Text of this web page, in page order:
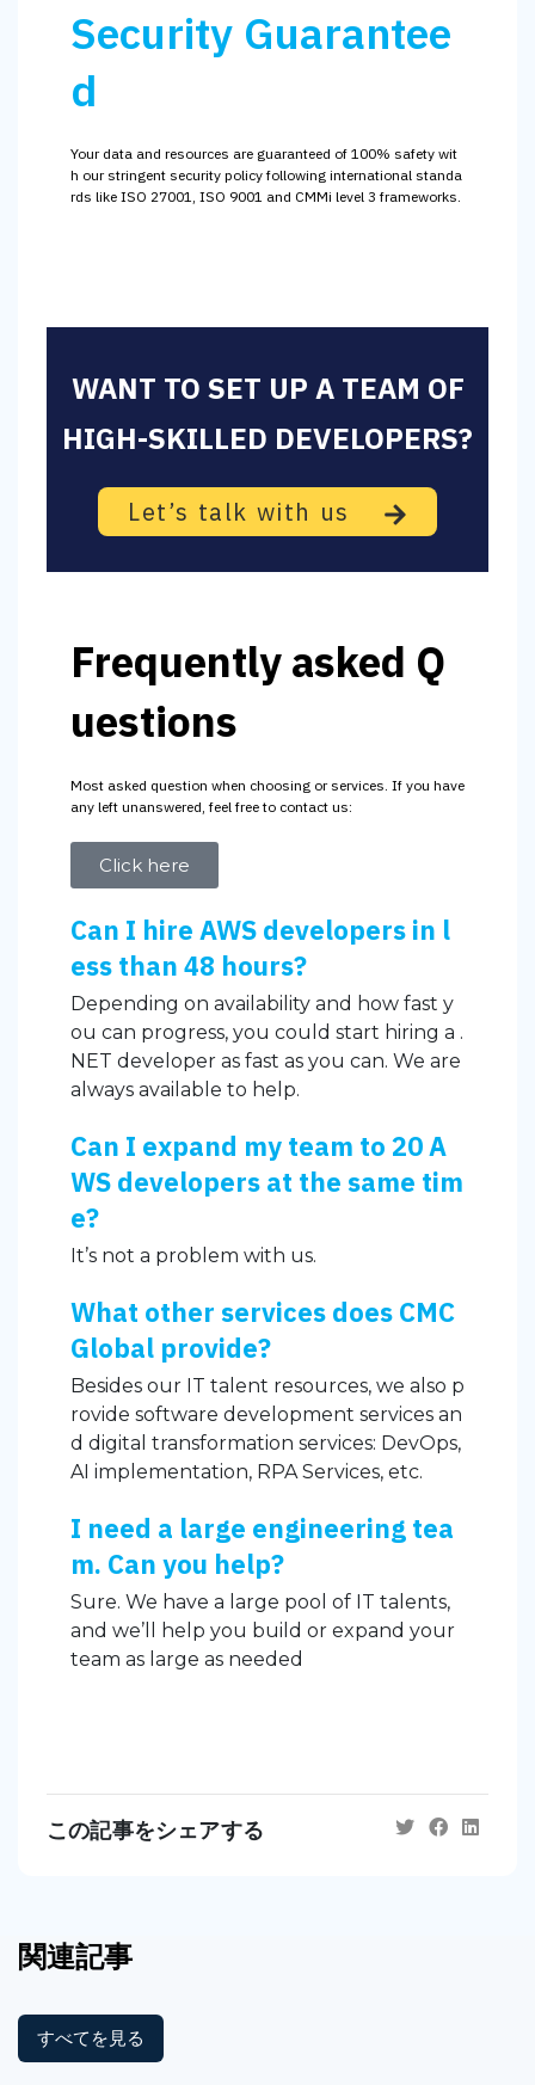
Security Guarantee
d
Your data and resources are guaranteed of 100% safety wit
h our stringent security policy following international standa
rds like ISO 27001, ISO 9001 and CMMi level 3 frameworks.
WANT TO SET UP A TEAM OF
HIGH-SKILLED DEVELOPERS?
Let’s talk with us
Frequently asked Q
uestions
Most asked question when choosing or services. If you have
any left unanswered, feel free to contact us:
Click here
Can I hire AWS developers in l
ess than 48 hours?
Depending on availability and how fast y
ou can progress, you could start hiring a .
NET developer as fast as you can. We are
always available to help.
Can I expand my team to 20 A
WS developers at the same tim
e?
It’s not a problem with us.
What other services does CMC
Global provide?
Besides our IT talent resources, we also p
rovide software development services an
d digital transformation services: DevOps,
AI implementation, RPA Services, etc.
I need a large engineering tea
m. Can you help?
Sure. We have a large pool of IT talents,
and we’ll help you build or expand your
team as large as needed
この記事をシェアする
関連記事
すべてを見る